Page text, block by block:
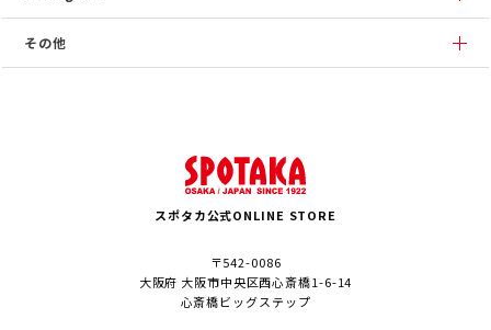
その他
スポタカ公式ONLINE STORE
〒542-0086
大阪府 大阪市中央区西心斎橋1-6-14
心斎橋ビッグステップ